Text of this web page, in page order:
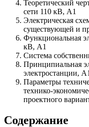
Теоретический
сети 110 кВ, А1
Электрическая
существующей и
Функциональная
кВ, А1
Система
Принципиальная
электростанции, А1
Параметры
технико-
проектного
Содержание